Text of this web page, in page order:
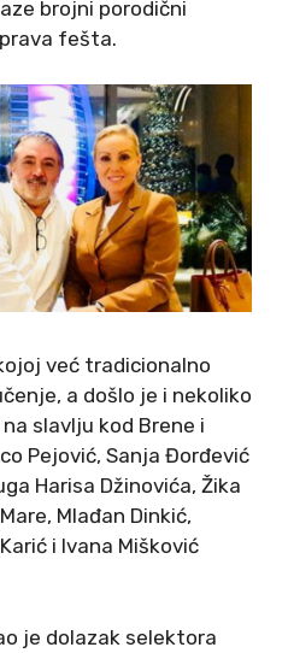
brojni porodični
fešta.
već tradicionalno
a došlo je i nekoliko
slavlju kod Brene i
Pejović, Sanja Đorđević
Harisa Džinovića, Žika
Mlađan Dinkić,
i Ivana Mišković
je dolazak selektora